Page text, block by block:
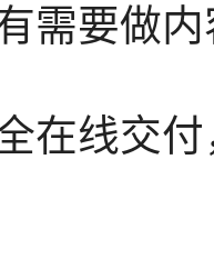
需要做
在线交付